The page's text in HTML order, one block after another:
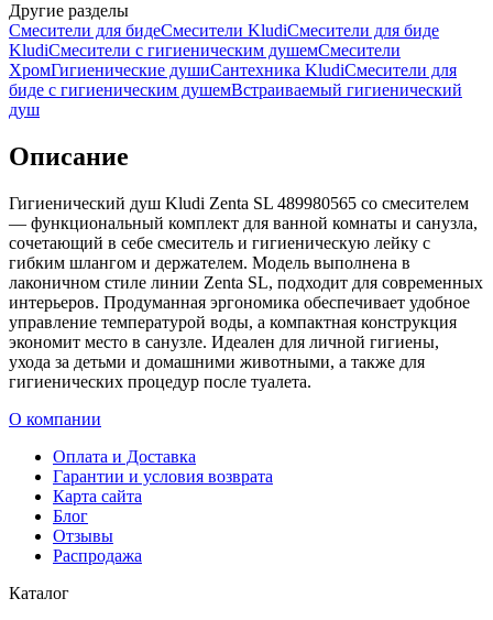
Другие разделы
Смесители для бидеСмесители KludiСмесители для биде
KludiСмесители с гигиеническим душемСмесители
ХромГигиенические душиСантехника KludiСмесители для
биде с гигиеническим душемВстраиваемый гигиенический
душ
Описание
Гигиенический душ Kludi Zenta SL 489980565 со смесителем
— функциональный комплект для ванной комнаты и санузла,
сочетающий в себе смеситель и гигиеническую лейку с
гибким шлангом и держателем. Модель выполнена в
лаконичном стиле линии Zenta SL, подходит для современных
интерьеров. Продуманная эргономика обеспечивает удобное
управление температурой воды, а компактная конструкция
экономит место в санузле. Идеален для личной гигиены,
ухода за детьми и домашними животными, а также для
гигиенических процедур после туалета.
О компании
Оплата и Доставка
Гарантии и условия возврата
Карта сайта
Блог
Отзывы
Распродажа
Каталог